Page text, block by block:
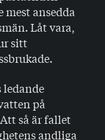
mest ansedda
Låt vara,
sitt
på
så är fallet
andliga